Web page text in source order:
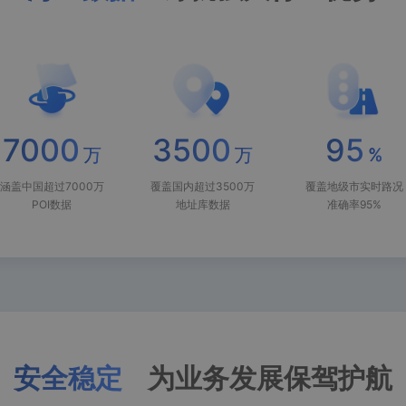
万 万 %
安全稳定 为业务发展保驾护航